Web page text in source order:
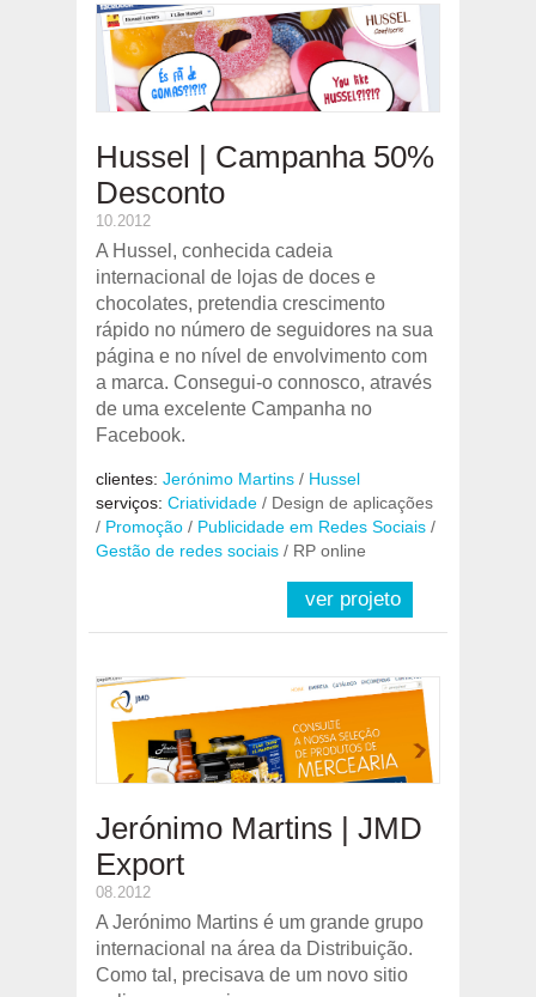
Hussel | Campanha 50%
Desconto
10.2012
A Hussel, conhecida cadeia
internacional de lojas de doces e
chocolates, pretendia crescimento
rápido no número de seguidores na sua
página e no nível de envolvimento com
a marca. Consegui-o connosco, através
de uma excelente Campanha no
Facebook.
clientes: Jerónimo Martins / Hussel
serviços: Criatividade / Design de aplicações
/ Promoção / Publicidade em Redes Sociais /
Gestão de redes sociais / RP online
ver projeto
Jerónimo Martins | JMD
Export
08.2012
A Jerónimo Martins é um grande grupo
internacional na área da Distribuição.
Como tal, precisava de um novo sitio